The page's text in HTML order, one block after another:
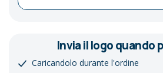
Invia il logo quando
Caricandolo durante l'ordine